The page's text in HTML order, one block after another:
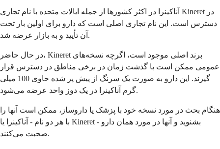
آناکینرا در اکثر کشورها از جمله ایالات متحده با نام تجاری Kineret در
دسترس است. این نام تجاری اصلی است که دارو برای اولین بار تحت
آن تأیید و به بازار عرضه شد.
در حال حاضر، Kineret برند اصلی موجود است، اگرچه نسخه‌های
عمومی ممکن است با گذشت زمان در برخی مناطق در دسترس قرار
گیرند. این دارو به صورت یک سرنگ از پیش پر شده حاوی 100 میلی
گرم آناکینرا در یک دوز واحد عرضه می‌شود.
هنگام بحث در مورد نسخه خود با پزشک یا داروساز، ممکن است آنها را
با هر دو نام - آناکینرا یا Kineret - بشنوید و آنها در مورد همان دارو
صحبت می‌کنند.